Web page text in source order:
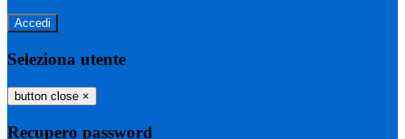
Seleziona utente
button close ×
Recupero password